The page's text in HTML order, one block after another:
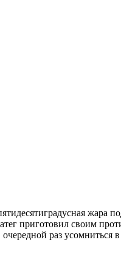
жара
приготовил своим
раз